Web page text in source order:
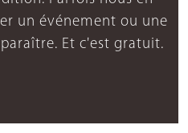
un événement ou une
Et c'est gratuit.